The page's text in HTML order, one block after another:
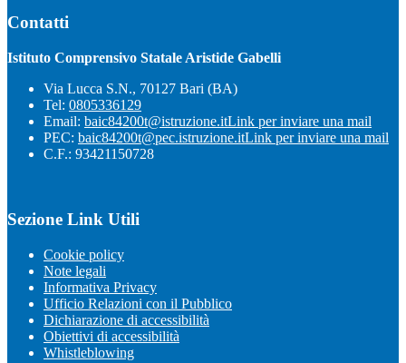
Contatti
Istituto Comprensivo Statale Aristide Gabelli
Via Lucca S.N., 70127 Bari (BA)
Tel: 0805336129
Email: baic84200t@istruzione.itLink per inviare una mail
PEC: baic84200t@pec.istruzione.itLink per inviare una mail
C.F.: 93421150728
Sezione Link Utili
Cookie policy
Note legali
Informativa Privacy
Ufficio Relazioni con il Pubblico
Dichiarazione di accessibilità
Obiettivi di accessibilità
Whistleblowing